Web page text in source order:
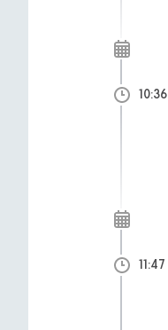
10:36
11:47